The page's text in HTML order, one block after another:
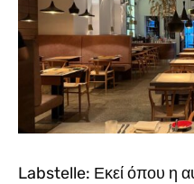
Labstelle: Εκεί όπου η